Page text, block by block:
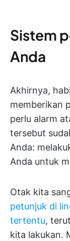
Sistem
Anda
Akhirnya,
memberikan
perlu alarm
tersebut
Anda:
Anda untuk
Otak kita
petunjuk di
tertentu,
kita lakukan.